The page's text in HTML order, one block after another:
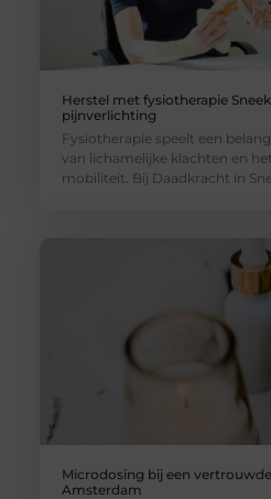
Herstel met fysiotherapie
pijnverlichting
Fysiotherapie speelt een
van lichamelijke klachten en
mobiliteit. Bij Daadkracht in
Microdosing bij een
Amsterdam